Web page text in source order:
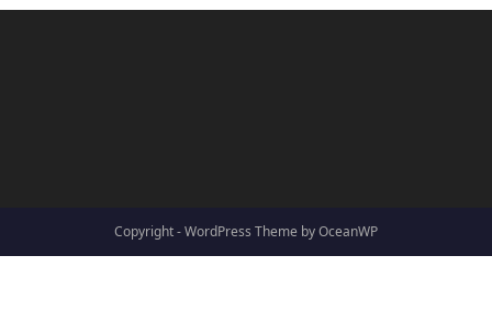
Copyright - WordPress Theme by OceanWP